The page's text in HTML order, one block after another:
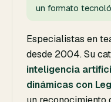
un formato
Especialistas en
desde 2004. Su
inteligencia
dinámicas con